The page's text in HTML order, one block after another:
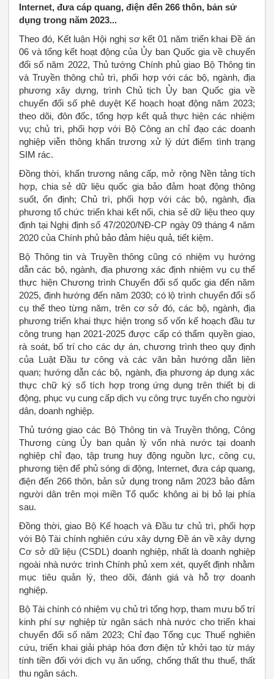
Internet, đưa cáp quang, điện đến 266 thôn, bản sử
dụng trong năm 2023...
Theo đó, Kết luận Hội nghị sơ kết 01 năm triển khai Đề án
06 và tổng kết hoạt động của Ủy ban Quốc gia về chuyển
đổi số năm 2022, Thủ tướng Chính phủ giao Bộ Thông tin
và Truyền thông chủ trì, phối hợp với các bộ, ngành, địa
phương xây dựng, trình Chủ tịch Ủy ban Quốc gia về
chuyển đổi số phê duyệt Kế hoạch hoạt động năm 2023;
theo dõi, đôn đốc, tổng hợp kết quả thực hiện các nhiệm
vụ; chủ trì, phối hợp với Bộ Công an chỉ đạo các doanh
nghiệp viễn thông khẩn trương xử lý dứt điểm tình trạng
SIM rác.
Đồng thời, khẩn trương nâng cấp, mở rộng Nền tảng tích
hợp, chia sẻ dữ liệu quốc gia bảo đảm hoạt động thông
suốt, ổn định; Chủ trì, phối hợp với các bộ, ngành, địa
phương tổ chức triển khai kết nối, chia sẻ dữ liệu theo quy
định tại Nghị định số 47/2020/NĐ-CP ngày 09 tháng 4 năm
2020 của Chính phủ bảo đảm hiệu quả, tiết kiệm.
Bộ Thông tin và Truyền thông cũng có nhiệm vụ hướng
dẫn các bộ, ngành, địa phương xác định nhiệm vụ cụ thể
thực hiện Chương trình Chuyển đổi số quốc gia đến năm
2025, định hướng đến năm 2030; có lộ trình chuyển đổi số
cụ thể theo từng năm, trên cơ sở đó, các bộ, ngành, địa
phương triển khai thực hiện trong số vốn kế hoạch đầu tư
công trung hạn 2021-2025 được cấp có thẩm quyền giao,
rà soát, bố trí cho các dự án, chương trình theo quy định
của Luật Đầu tư công và các văn bản hướng dẫn liên
quan; hướng dẫn các bộ, ngành, địa phương áp dụng xác
thực chữ ký số tích hợp trong ứng dụng trên thiết bị di
động, phục vụ cung cấp dịch vụ công trực tuyến cho người
dân, doanh nghiệp.
Thủ tướng giao các Bộ Thông tin và Truyền thông, Công
Thương cùng Ủy ban quản lý vốn nhà nước tại doanh
nghiệp chỉ đạo, tập trung huy động nguồn lực, công cụ,
phương tiện để phủ sóng di động, Internet, đưa cáp quang,
điện đến 266 thôn, bản sử dụng trong năm 2023 bảo đảm
người dân trên mọi miền Tổ quốc không ai bị bỏ lại phía
sau.
Đồng thời, giao Bộ Kế hoạch và Đầu tư chủ trì, phối hợp
với Bộ Tài chính nghiên cứu xây dựng Đề án về xây dựng
Cơ sở dữ liệu (CSDL) doanh nghiệp, nhất là doanh nghiệp
ngoài nhà nước trình Chính phủ xem xét, quyết định nhằm
mục tiêu quản lý, theo dõi, đánh giá và hỗ trợ doanh
nghiệp.
Bộ Tài chính có nhiệm vụ chủ trì tổng hợp, tham mưu bố trí
kinh phí sự nghiệp từ ngân sách nhà nước cho triển khai
chuyển đổi số năm 2023; Chỉ đạo Tổng cục Thuế nghiên
cứu, triển khai giải pháp hóa đơn điện tử khởi tạo từ máy
tính tiền đối với dịch vụ ăn uống, chống thất thu thuế, thất
thu ngân sách.